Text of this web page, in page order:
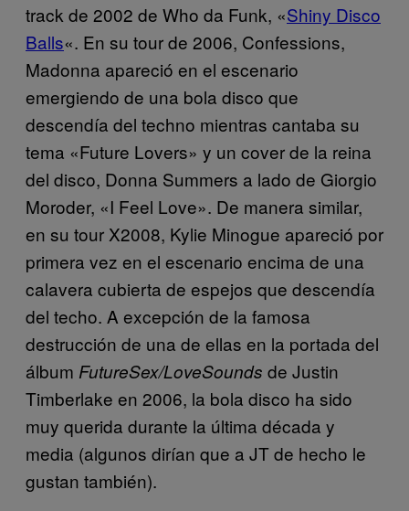
track de 2002 de Who da Funk, «Shiny Disco
Balls«. En su tour de 2006, Confessions,
Madonna apareció en el escenario
emergiendo de una bola disco que
descendía del techno mientras cantaba su
tema «Future Lovers» y un cover de la reina
del disco, Donna Summers a lado de Giorgio
Moroder, «I Feel Love». De manera similar,
en su tour X2008, Kylie Minogue apareció por
primera vez en el escenario encima de una
calavera cubierta de espejos que descendía
del techo. A excepción de la famosa
destrucción de una de ellas en la portada del
álbum FutureSex/LoveSounds de Justin
Timberlake en 2006, la bola disco ha sido
muy querida durante la última década y
media (algunos dirían que a JT de hecho le
gustan también).